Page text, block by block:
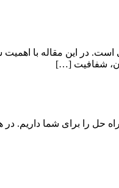
در این مقاله با
شفافیت […]
حل را برای شما داریم.